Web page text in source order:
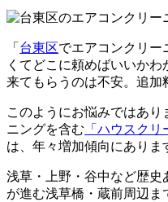
「 台東区でエアコンクリー
くてどこに頼めばいいか
来てもらうのは不安。追加
このようにお悩みではあ
ニングを含む 「ハウスク
は、年々増加傾向にありま
浅草・上野・谷中など歴史
が進む浅草橋・蔵前周辺